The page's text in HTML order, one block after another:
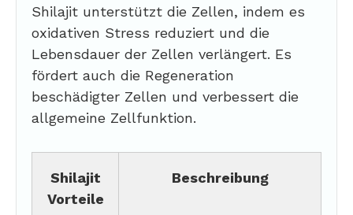
Shilajit unterstützt die Zellen, indem es
oxidativen Stress reduziert und die
Lebensdauer der Zellen verlängert. Es
fördert auch die Regeneration
beschädigter Zellen und verbessert die
allgemeine Zellfunktion.
Shilajit
Vorteile
Beschreibung